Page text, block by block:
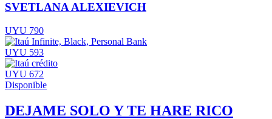
SVETLANA ALEXIEVICH
UYU 790
UYU 593
UYU 672
Disponible
DEJAME SOLO Y TE HARE RICO